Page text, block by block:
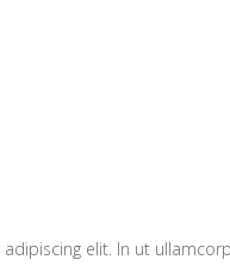
elit. In ut